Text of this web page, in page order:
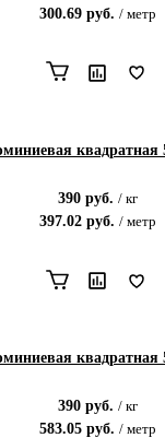
300.69руб. / метр
квадратная
390руб. / кг
397.02руб. / метр
квадратная
390руб. / кг
583.05руб. / метр